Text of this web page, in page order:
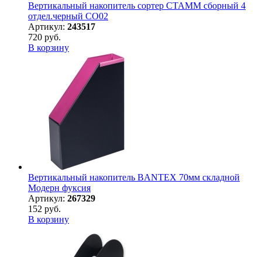
Вертикальный накопитель сортер СТАММ сборный 4
отдел.черный СО02
Артикул: 243517
720 руб.
В корзину
Вертикальный накопитель BANTEX 70мм складной
Модерн фуксия
Артикул: 267329
152 руб.
В корзину